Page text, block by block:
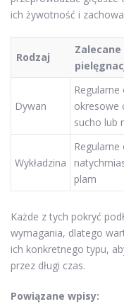
ich żywotność i
Rodzaj
Dywan
okresowe
sucho lub
Wykładzina
plam
Każde z tych pokryć
wymagania, dlatego
ich konkretnego typu,
przez długi czas.
Powiązane wpisy: